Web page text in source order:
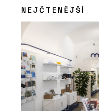
NEJČTENĚJŠÍ